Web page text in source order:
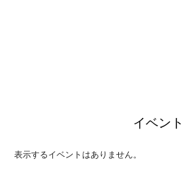
イベント
表示するイベントはありません。